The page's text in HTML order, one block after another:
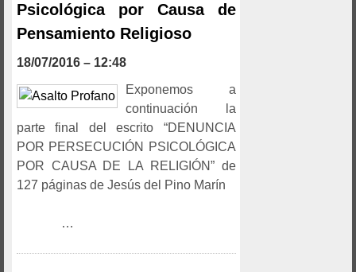
Psicológica por Causa de
Pensamiento Religioso
18/07/2016 – 12:48
Exponemos a
continuación la
parte final del escrito “DENUNCIA
POR PERSECUCIÓN PSICOLÓGICA
POR CAUSA DE LA RELIGIÓN” de
127 páginas de Jesús del Pino Marín
…